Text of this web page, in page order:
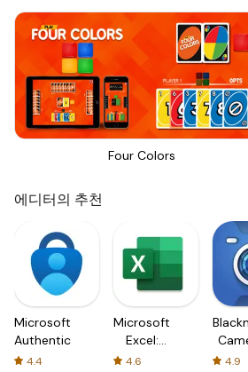
Four Colors
에디터의 추천
Microsoft
Authenticator
4.4
Microsoft
Excel:
Spreadsheets
4.6 4.9